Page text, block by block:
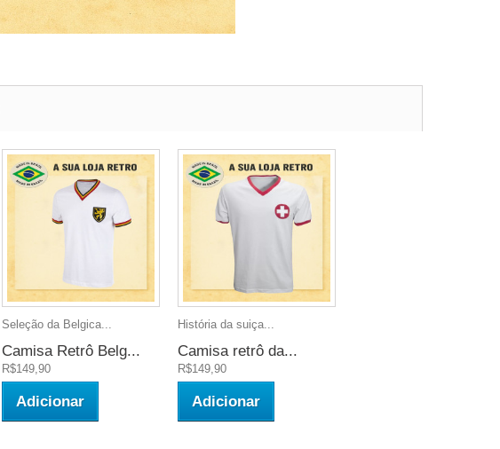
Seleção da Belgica...
Camisa Retrô Belg...
R$149,90
Adicionar
História da suiça...
Camisa retrô da...
R$149,90
Adicionar